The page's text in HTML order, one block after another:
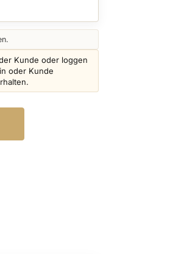
Kunde oder loggen
oder Kunde